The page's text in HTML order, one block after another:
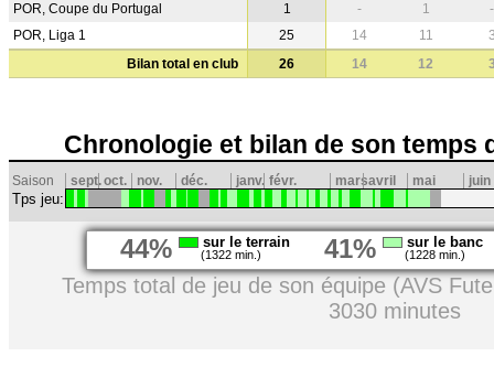
POR, Coupe du Portugal 1 - 1
-
POR, Liga 1
25 14 11
Bilan total en club
26 14 12
Chronologie et bilan de son temps
Saison sept.oct. nov. déc. janv. févr. marsavril mai juin
Tps jeu:
44% sur le terrain
(1322 min.) 41% sur le banc
(1228 min.)
Temps total de jeu de son équipe (AVS
3030 minutes